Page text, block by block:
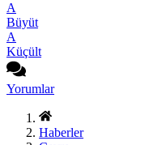
A
Büyüt
A
Küçült
Yorumlar
Haberler